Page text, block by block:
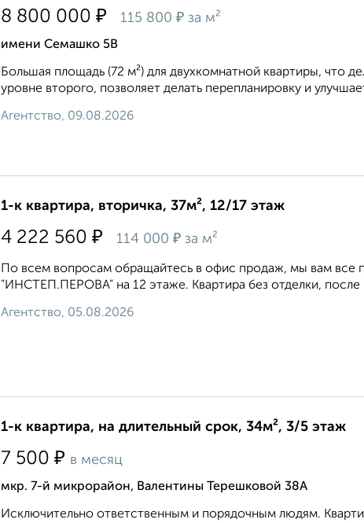
8 800 000 ₽ 115 800 ₽ за м²
имени Семашко 5В
Большая площадь (72 м²) для двухкомнатной квартиры, что
уровне второго, позволяет делать перепланировку и
Агентство, 09.08.2026
1-к квартира, вторичка, 37м², 12/17 этаж
4 222 560 ₽ 114 000 ₽ за м²
По всем вопросам обращайтесь в офис продаж, мы вам все
"ИНСТЕП.ПЕРОВА" на 12 этаже. Квартира без отделки,
Агентство, 05.08.2026
1-к квартира, на длительный срок, 34м², 3/5 этаж
7 500 ₽ в месяц
мкр. 7-й микрорайон, Валентины Терешковой 38А
Исключительно ответственным и порядочным людям.